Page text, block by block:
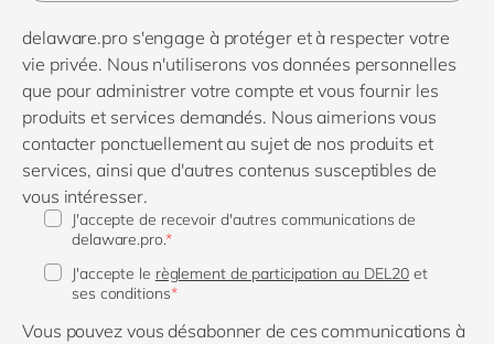
delaware.pro s'engage à protéger et à respecter votre
vie privée. Nous n'utiliserons vos données personnelles
que pour administrer votre compte et vous fournir les
produits et services demandés. Nous aimerions vous
contacter ponctuellement au sujet de nos produits et
services, ainsi que d'autres contenus susceptibles de
vous intéresser.
J'accepte de recevoir d'autres communications de
delaware.pro.*
J'accepte le règlement de participation au DEL20 et
ses conditions*
Vous pouvez vous désabonner de ces communications à